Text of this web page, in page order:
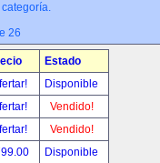
26
Estado
Disponible
Vendido!
Vendido!
Disponible